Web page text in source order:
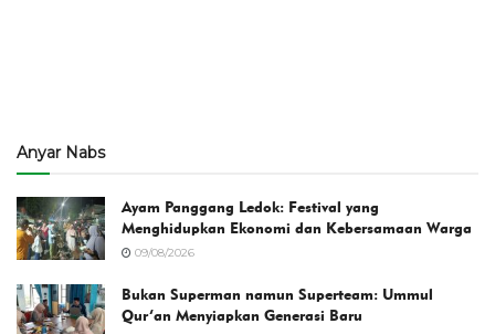
Anyar Nabs
Ayam Panggang Ledok: Festival yang
Menghidupkan Ekonomi dan Kebersamaan Warga
09/08/2026
Bukan Superman namun Superteam: Ummul
Qur’an Menyiapkan Generasi Baru